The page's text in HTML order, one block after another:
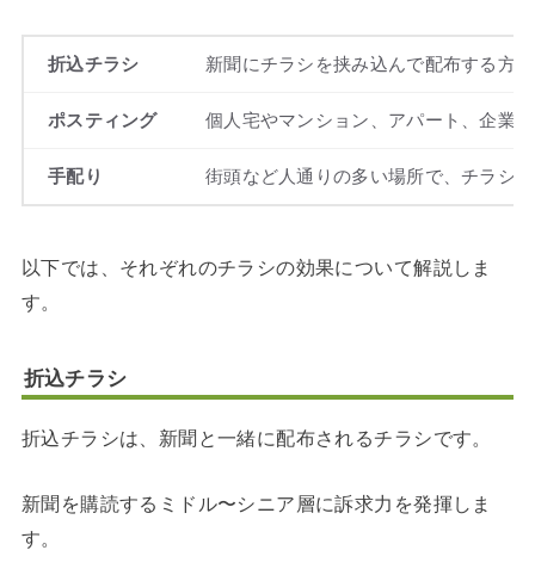
折込チラシ 新聞にチラシを挟み込んで配布する方法
ポスティング 個人宅やマンション、アパート、企業
手配り 街頭など人通りの多い場所で、チラシ
以下では、それぞれのチラシの効果について解説しま
す。
折込チラシ
折込チラシは、新聞と一緒に配布されるチラシです。
新聞を購読するミドル〜シニア層に訴求力を発揮しま
す。